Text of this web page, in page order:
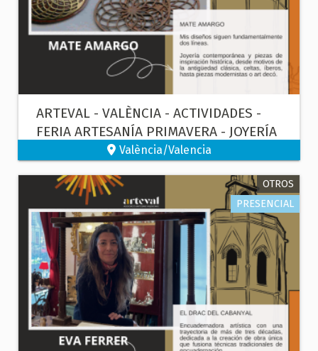
ARTEVAL - VALÈNCIA - ACTIVIDADES -
FERIA ARTESANÍA PRIMAVERA - JOYERÍA
- ORFEBRERÍAValència/Valencia
OTROS
PRESENCIAL